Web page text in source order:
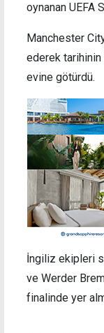
oynanan UEFA
Manchester
ederek tarihinin
evine götürdü.
İngiliz ekipleri
ve Werder
finalinde yer